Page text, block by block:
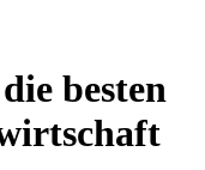
besten